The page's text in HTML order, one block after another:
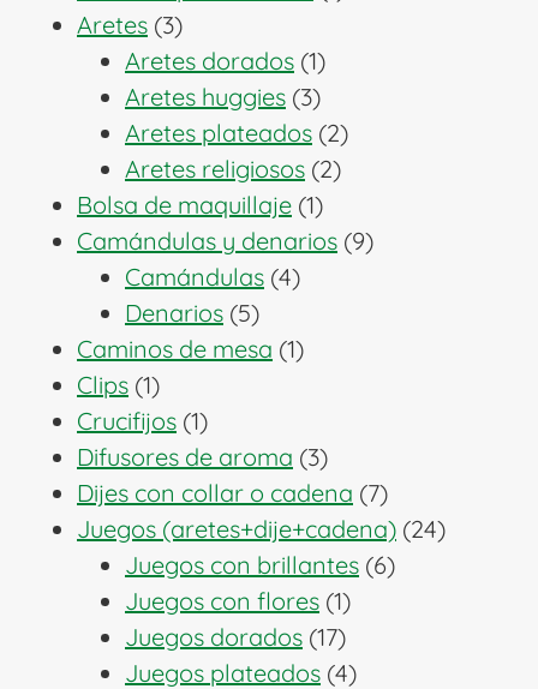
Aretes 33
productos
Aretes dorados 11
producto
Aretes huggies 33
productos
Aretes plateados 22
productos
Aretes religiosos 22
Bolsa de maquillaje 11
producto
Camándulas y denarios 99
Camándulas 44
Denarios 55
productos
Caminos de mesa 11
Clips 11
producto
Crucifijos 11
producto
Difusores de aroma 33
productos
Dijes con collar o cadena 77
productos
Juegos (aretes+dije+cadena) 2424
Juegos con brillantes 66
Juegos con flores 11
producto
Juegos dorados 1717
productos
Juegos plateados 44